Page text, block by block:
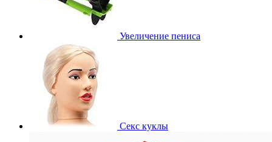
Увеличение пениса
Секс куклы